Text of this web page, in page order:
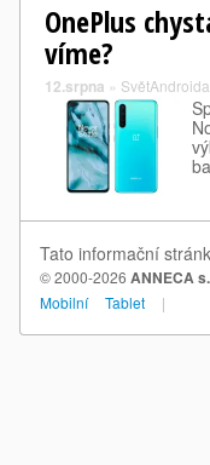
OnePlus
víme?
12.srpna »
Tato informační
© 2000-2026 ANNECA
Mobilní
Tablet |